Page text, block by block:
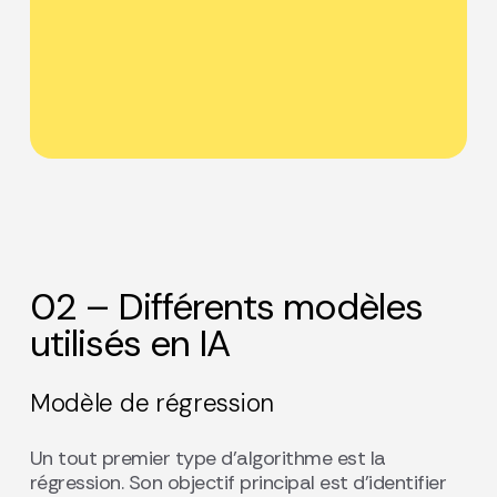
02 – Différents modèles
utilisés en IA
Modèle de régression
Un tout premier type d’algorithme est la
régression. Son objectif principal est d’identifier